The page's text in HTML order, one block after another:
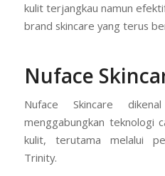
kulit terjangkau namun
brand skincare yang terus
Nuface
Nuface Skincare
menggabungkan teknologi
kulit, terutama melalui
Trinity.